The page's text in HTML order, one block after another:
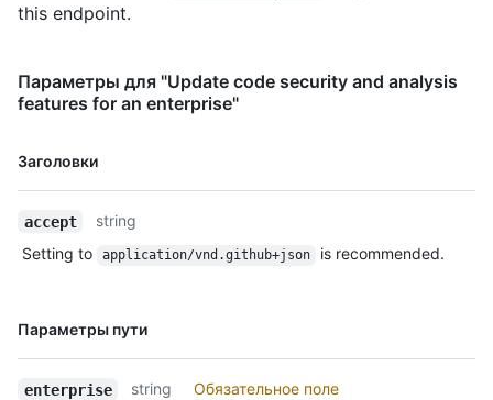
this endpoint.
Параметры для "Update code security and analysis
features for an enterprise"
Заголовки
Имя., Тип,
accept
string
Setting to
application/vnd.github+json is recommended.
Параметры пути
Имя., Тип,
enterprise string
Обязательное поле